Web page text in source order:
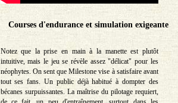
Courses d'endurance et simulation exigeante
Notez que la prise en main à la manette est plutôt
intuitive, mais le jeu se révèle assez "délicat" pour les
néophytes. On sent que Milestone vise à satisfaire avant
tout ses fans. Un public déjà habitué à dompter des
bécanes surpuissantes. La maîtrise du pilotage requiert,